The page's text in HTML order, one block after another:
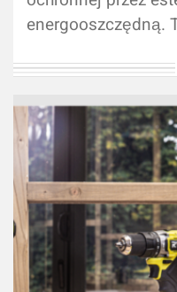
energooszczędną.
jednocześnie jest...